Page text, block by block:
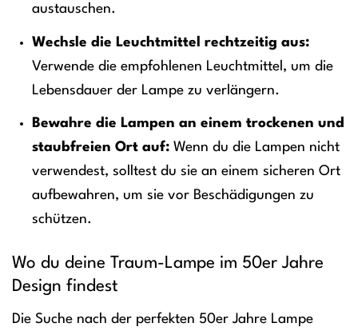
austauschen.
Wechsle die Leuchtmittel rechtzeitig aus:
Verwende die empfohlenen Leuchtmittel, um die
Lebensdauer der Lampe zu verlängern.
Bewahre die Lampen an einem trockenen und
staubfreien Ort auf:Wenn du die Lampen nicht
verwendest, solltest du sie an einem sicheren Ort
aufbewahren, um sie vor Beschädigungen zu
schützen.
Wo du deine Traum-Lampe im 50er Jahre
Design findest
Die Suche nach der perfekten 50er Jahre Lampe